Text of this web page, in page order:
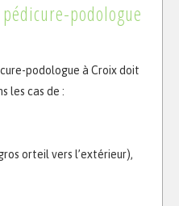
podologue
podologue à Croix doit
les cas de :
orteil vers l’extérieur),